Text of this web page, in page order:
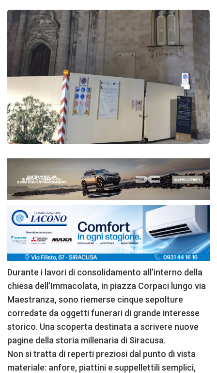
Durante i lavori di consolidamento all’interno della
chiesa dell’Immacolata, in piazza Corpaci lungo via
Maestranza, sono riemerse cinque sepolture
corredate da oggetti funerari di grande interesse
storico. Una scoperta destinata a scrivere nuove
pagine della storia millenaria di Siracusa.
Non si tratta di reperti preziosi dal punto di vista
materiale: anfore, piattini e suppellettili semplici,